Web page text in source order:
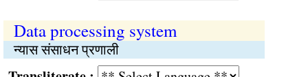
Data processing system
न्यास संसाधन प्रणाली